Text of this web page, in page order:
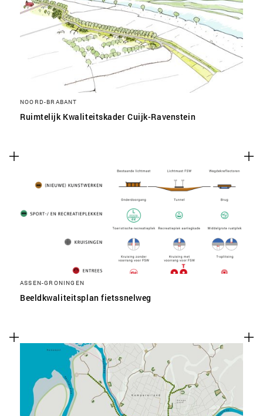
NOORD-BRABANT
Ruimtelijk Kwaliteitskader Cuijk-Ravenstein
ASSEN-GRONINGEN
Beeldkwaliteitsplan fietssnelweg